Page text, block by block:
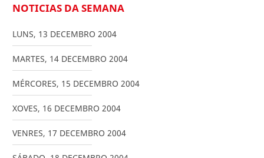
NOTICIAS DA SEMANA
LUNS, 13 DECEMBRO 2004
MARTES, 14 DECEMBRO 2004
MÉRCORES, 15 DECEMBRO 2004
XOVES, 16 DECEMBRO 2004
VENRES, 17 DECEMBRO 2004